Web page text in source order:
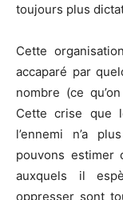
toujours plus
Cette
accaparé par
nombre (ce
Cette crise que
l’ennemi n’a
pouvons estimer
auxquels il
oppresser sont